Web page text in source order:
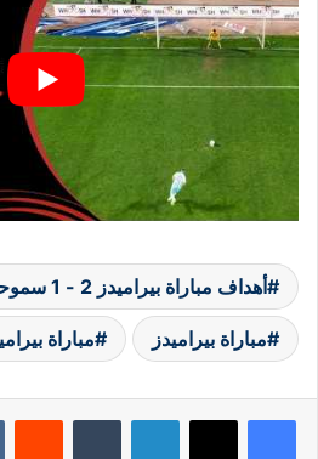
أهداف مباراة بيراميدز 2 - 1 سموحة
مباراة بيراميدز مباراة بيراميدز 2 - 1
لينكدإن